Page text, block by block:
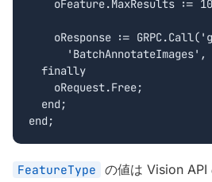
oFeature.MaxResults :=
oResponse :=
'BatchAnnotateImages',
  finally
    oRequest.Free;
  end;
end;
FeatureType の値は Vision API